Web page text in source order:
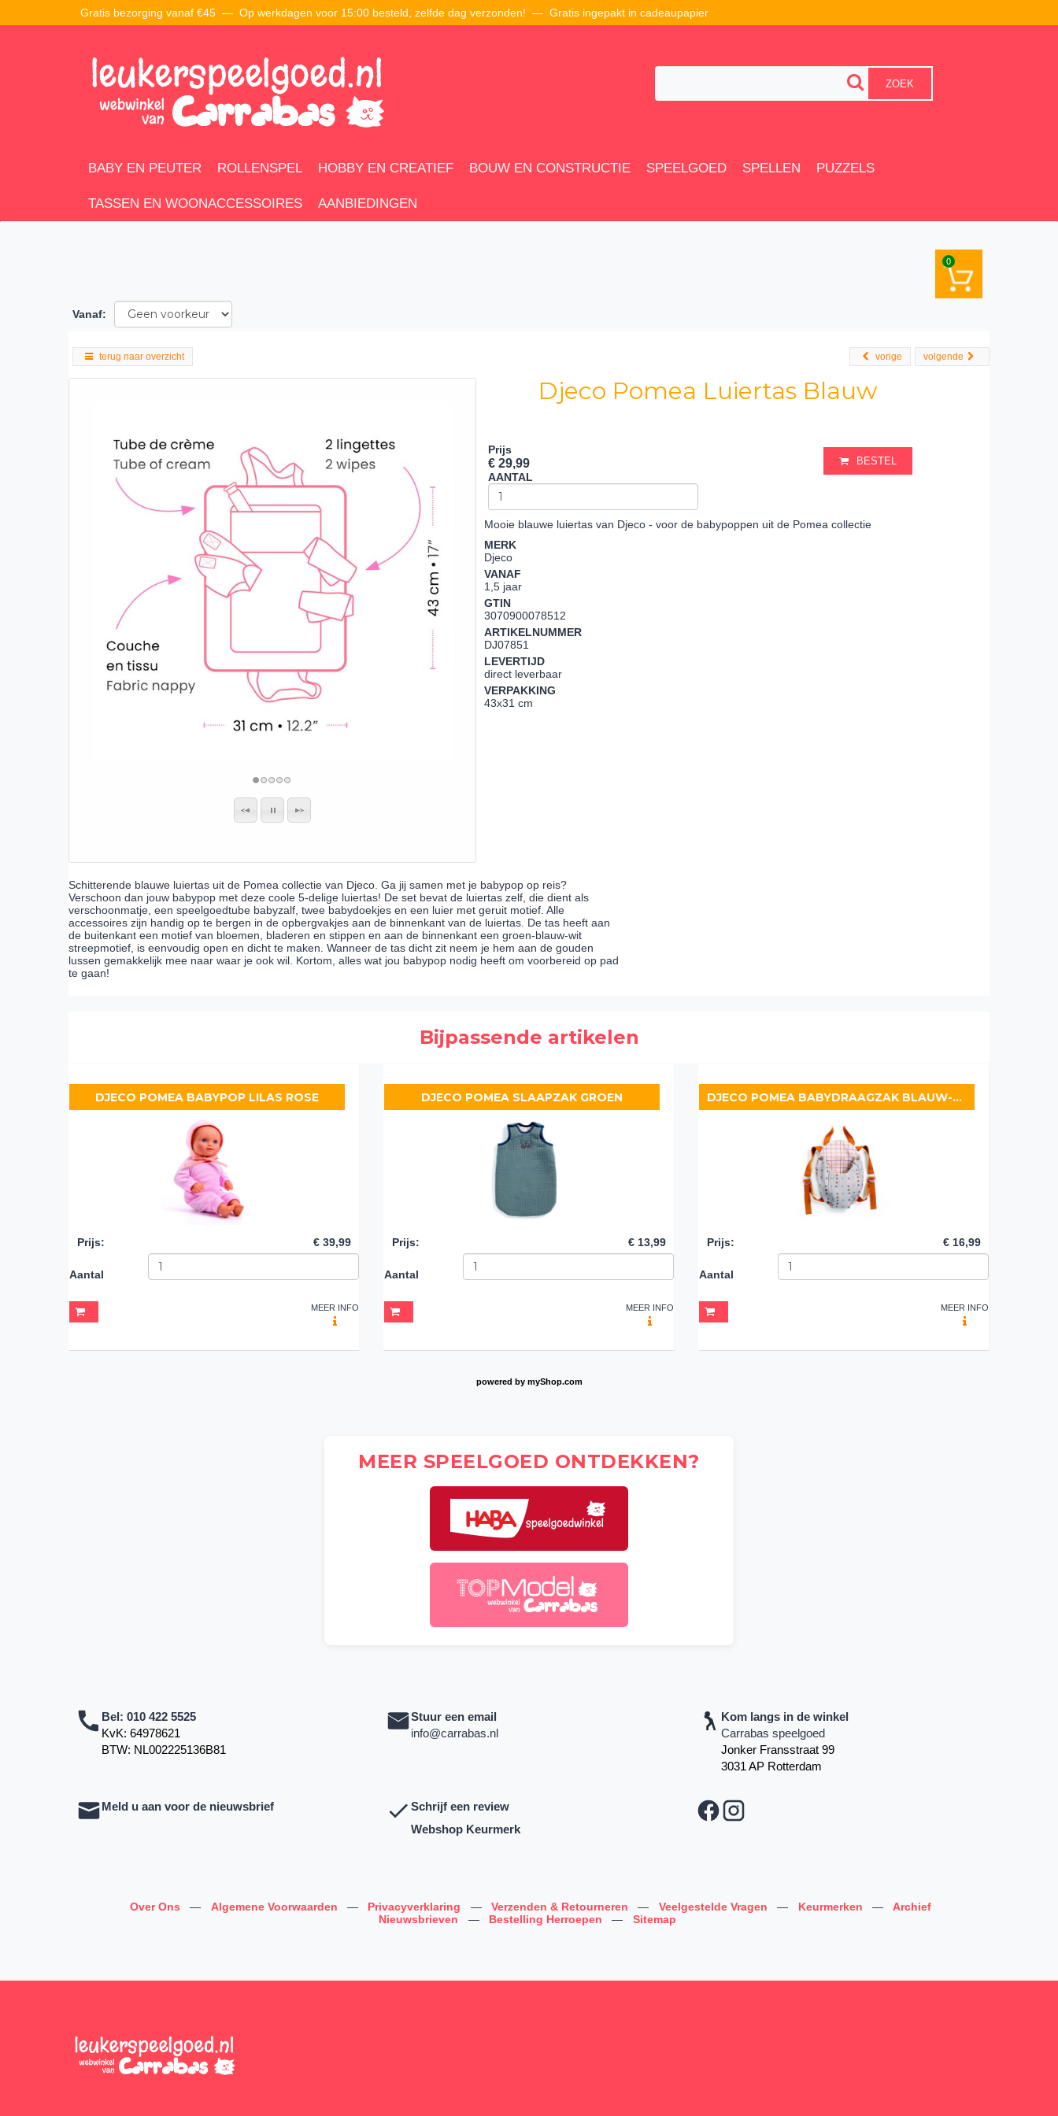
Gratis bezorging vanaf €45 — Op werkdagen voor 15:00 besteld, zelfde dag verzonden! — Gratis ingepakt in cadeaupapier
ZOEK
BABY EN PEUTER ROLLENSPEL HOBBY EN CREATIEF BOUW EN CONSTRUCTIE SPEELGOED SPELLEN PUZZELS
TASSEN EN WOONACCESSOIRES AANBIEDINGEN
0
Vanaf:
terug naar overzicht volgende
vorige
Djeco Pomea Luiertas Blauw
Prijs
€ 29,99
AANTAL
BESTEL
Mooie blauwe luiertas van Djeco - voor de babypoppen uit de Pomea collectie
MERK
Djeco
VANAF
1,5 jaar
GTIN
3070900078512
ARTIKELNUMMER
DJ07851
LEVERTIJD
direct leverbaar
VERPAKKING
43x31 cm
Schitterende blauwe luiertas uit de Pomea collectie van Djeco. Ga jij samen met je babypop op reis?
Verschoon dan jouw babypop met deze coole 5-delige luiertas! De set bevat de luiertas zelf, die dient als
verschoonmatje, een speelgoedtube babyzalf, twee babydoekjes en een luier met geruit motief. Alle
accessoires zijn handig op te bergen in de opbergvakjes aan de binnenkant van de luiertas. De tas heeft aan
de buitenkant een motief van bloemen, bladeren en stippen en aan de binnenkant een groen-blauw-wit
streepmotief, is eenvoudig open en dicht te maken. Wanneer de tas dicht zit neem je hem aan de gouden
lussen gemakkelijk mee naar waar je ook wil. Kortom, alles wat jou babypop nodig heeft om voorbereid op pad
te gaan!
Bijpassende artikelen
DJECO POMEA BABYPOP LILAS ROSE
Prijs: € 39,99
Aantal
MEER INFO
DJECO POMEA SLAAPZAK GROEN
Prijs: € 13,99
Aantal
MEER INFO
DJECO POMEA BABYDRAAGZAK BLAUW-GRIJS
Prijs: € 16,99
Aantal
MEER INFO
powered by myShop.com
MEER SPEELGOED ONTDEKKEN?
Bel: 010 422 5525
KvK: 64978621
BTW: NL002225136B81
Stuur een email
info@carrabas.nl
Kom langs in de winkel
Carrabas speelgoed
Jonker Fransstraat 99
3031 AP Rotterdam
Meld u aan voor de nieuwsbrief
Schrijf een review
Webshop Keurmerk
Over Ons — Algemene Voorwaarden — Privacyverklaring — Verzenden & Retourneren — Veelgestelde Vragen — Keurmerken —
Archief
Nieuwsbrieven
— Bestelling Herroepen — Sitemap